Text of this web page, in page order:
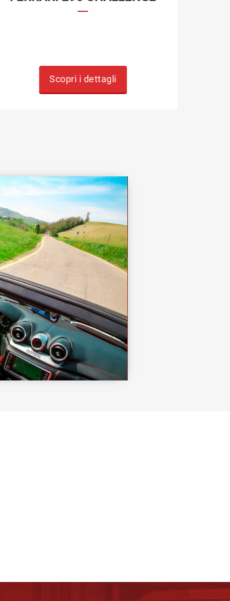
Scopri i dettagli